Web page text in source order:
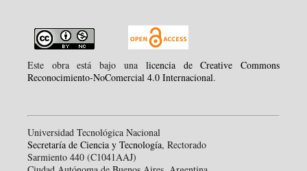
Este obra está bajo una licencia de Creative Commons
Reconocimiento-NoComercial 4.0 Internacional.
Universidad Tecnológica Nacional
Secretaría de Ciencia y Tecnología, Rectorado
Sarmiento 440 (C1041AAJ)